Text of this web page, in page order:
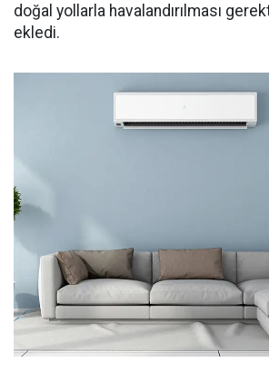
doğal yollarla havalandırılması
ekledi.